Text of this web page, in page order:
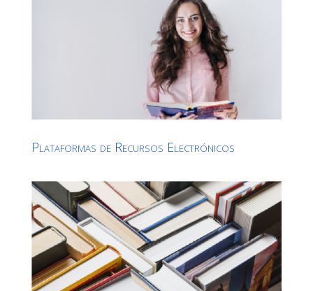
Plataformas de Recursos Electrónicos